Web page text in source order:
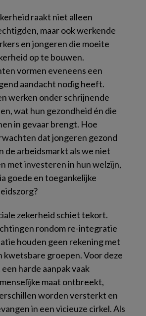
raakt niet alleen
maar ook werkende
en jongeren die moeite
op te bouwen.
vormen eveneens een
aandacht nodig heeft.
werken onder schrijnende
wat hun gezondheid én die
in gevaar brengt. Hoe
dat jongeren gezond
de arbeidsmarkt als we niet
met investeren in hun welzijn,
goede en toegankelijke
zekerheid schiet tekort.
rondom re-integratie
houden geen rekening met
kwetsbare groepen. Voor deze
harde aanpak vaak
maat ontbreekt,
worden versterkt en
in een vicieuze cirkel. Als